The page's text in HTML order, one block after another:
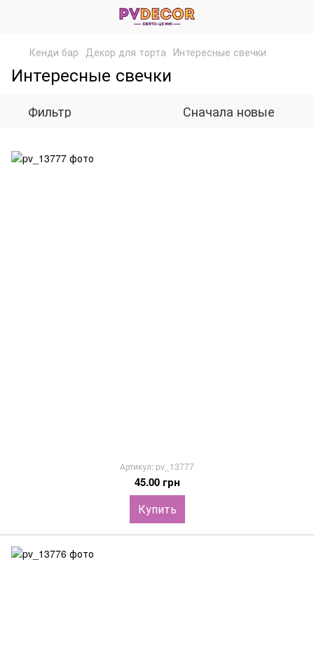
Кенди бар Декор для торта Интересные свечки
Интересные свечки
Фильтр Сначала новые
Артикул: pv_13777
45.00 грн
Купить